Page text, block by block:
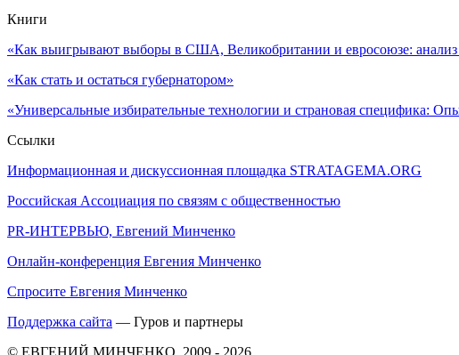
Книги
«Как выигрывают выборы в США, Великобритании и евросоюзе: анализ
«Как стать и остаться губернатором»
«Универсальные избирательные технологии и страновая специфика:
Ссылки
Информационная и дискуссионная площадка STRATAGEMA.ORG
Российская Ассоциация по связям с общественностью
PR-ИНТЕРВЬЮ, Евгений Минченко
Онлайн-конференция Евгения Минченко
Спросите Евгения Минченко
Поддержка сайта — Гуров и партнеры
© ЕВГЕНИЙ МИНЧЕНКО, 2009 - 2026